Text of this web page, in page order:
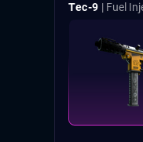
Tec-9 | Fuel